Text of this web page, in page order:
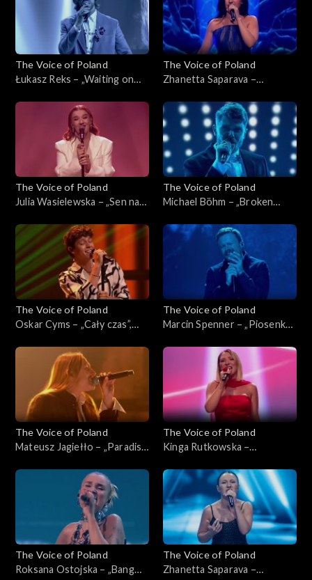
The Voice of Poland
Łukasz Reks – „Waiting on
Voice of Poland”, Live 1, 8
listopada 2025
The Voice of Poland
Zhanetta Saparava –
Poland”, Live 1, 8 listopada
2025
The Voice of Poland
Julia Wasielewska – „Sen na
Poland”, Live 1, 8 listopada
2025
The Voice of Poland
Michael Böhm – „Broken
Poland”, Live 1, 8 listopada
The Voice of Poland
Oskar Cyms – „Cały czas”,
8 listopada 2025
The Voice of Poland
Marcin Spenner – „Piosenka
Poland”, Live 1, 8 listopada
The Voice of Poland
Mateusz Jagiełło – „Paradise
Live 1, 8 listopada 2025
The Voice of Poland
Kinga Rutkowska –
„The Voice of Poland”, Live 1,
8 listopada 2025
The Voice of Poland
Roksana Ostojska – „Bang
The Voice of Poland
Zhanetta Saparava –